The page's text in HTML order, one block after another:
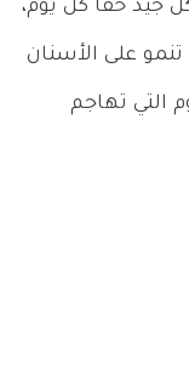
جيد حقا كل يوم،
تنمو على الأسنان
التي تهاجم